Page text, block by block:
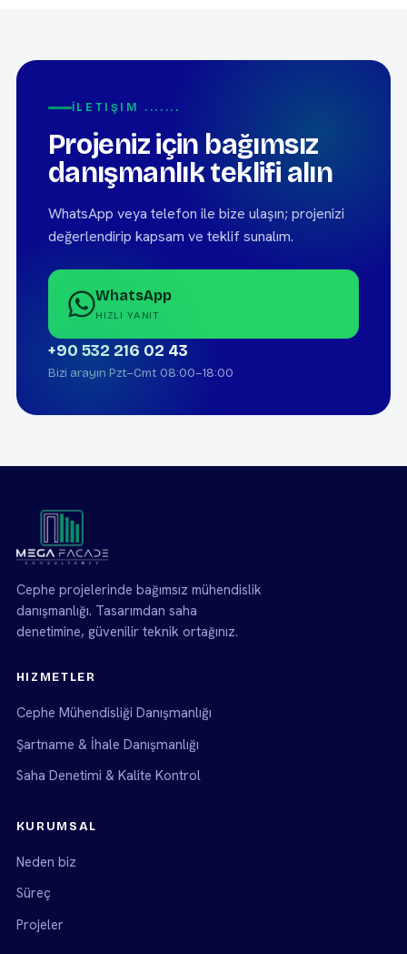
İLETIŞIM .......
Projeniz için bağımsız
danışmanlık teklifi alın
WhatsApp veya telefon ile bize ulaşın; projenizi
değerlendirip kapsam ve teklif sunalım.
WhatsApp
HIZLI YANIT
+90 532 216 02 43
Bizi arayın Pzt–Cmt 08:00–18:00
Cephe projelerinde bağımsız mühendislik
danışmanlığı. Tasarımdan saha
denetimine, güvenilir teknik ortağınız.
HIZMETLER
Cephe Mühendisliği Danışmanlığı
Şartname & İhale Danışmanlığı
Saha Denetimi & Kalite Kontrol
KURUMSAL
Neden biz
Süreç
Projeler